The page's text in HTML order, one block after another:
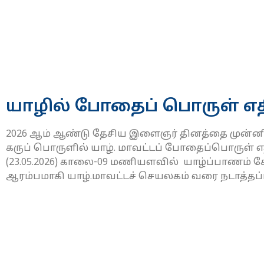
யாழில் போதைப் பொருள்
2026 ஆம் ஆண்டு தேசிய இளைஞர் தினத்தை
கருப் பொருளில் யாழ். மாவட்டப் போதைப்பொருள்
(23.05.2026) காலை-09 மணியளவில் யாழ்ப்பாணம்
ஆரம்பமாகி யாழ்.மாவட்டச் செயலகம் வரை